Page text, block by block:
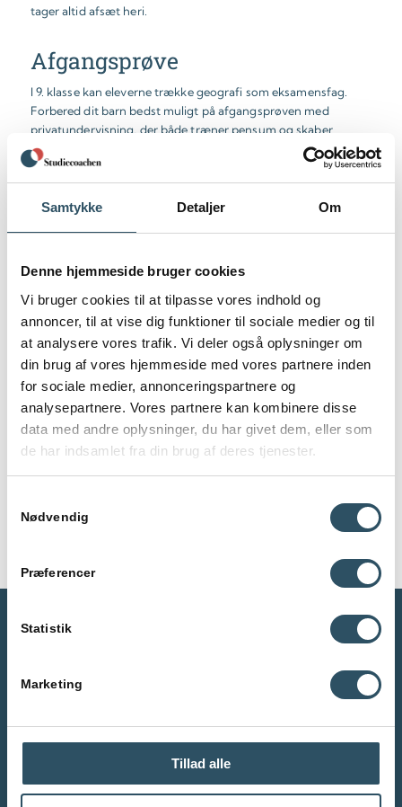
Samtykke Detaljer Om
Denne hjemmeside bruger cookies
Vi bruger cookies til at tilpasse vores indhold og
annoncer, til at vise dig funktioner til sociale medier og til
at analysere vores trafik. Vi deler også oplysninger om
din brug af vores hjemmeside med vores partnere inden
for sociale medier, annonceringspartnere og
analysepartnere. Vores partnere kan kombinere disse
data med andre oplysninger, du har givet dem, eller som
de har indsamlet fra din brug af deres tjenester.
Nødvendig
Præferencer
Statistik
Marketing
Tillad alle
tager altid afsæt heri.
Afgangsprøve
I 9. klasse kan eleverne trække geografi som eksamensfag.
Forbered dit barn bedst muligt på afgangsprøven med
privatundervisning, der både træner pensum og skaber
tryghed i selve eksamenssituationen.
Om vores
undervisere
Studiecoachensundervisereer alle højtuddannede og har
solid undervisningserfaring. Vi har altid en anerkendende
tilgang til undervisning og gennem 1:1 undervisning sørger vi
for, at dit barns individuelle udvikling er i fokus.
Abonnér på vores nyheder